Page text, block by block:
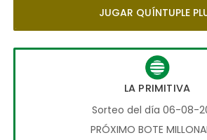
JUGAR QUÍNTUPLE
LA PRIMITIVA
Sorteo del día 06-08-
PRÓXIMO BOTE